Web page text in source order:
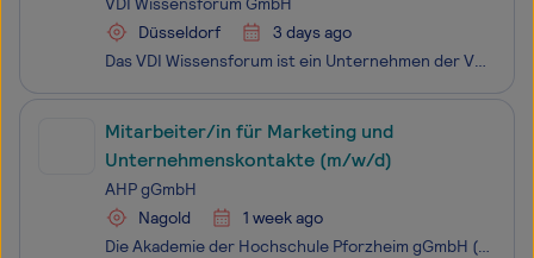
Düsseldorf
3 days ago
Das VDI Wissensforum ist ein Unternehmen der VDI Gruppe. Es bietet Ingenieuren und technischen Fach- und Führungskräften mehr als 2.600 Veranstaltungen im Jahr zur beruflichen Weiterbildung. Unser Online-Team betreut die Vermarktung unserer technischen Weiterbildungen in den digitalen Kanälen, vom W
Mitarbeiter/in für Marketing und
Unternehmenskontakte (m/w/d)
AHP gGmbH
Nagold
1 week ago
Die Akademie der Hochschule Pforzheim gGmbH (AHP) ist eine Tochtergesellschaft der Hochschule Pforzheim und der beiden Fördervereine der Hochschule. Die AHP betätigt sich im Sektor der beruflichen Weiterbildung und ist eine Plattform für den Praxistransfer. Sie unterstützt mit der Idee des lebenslan